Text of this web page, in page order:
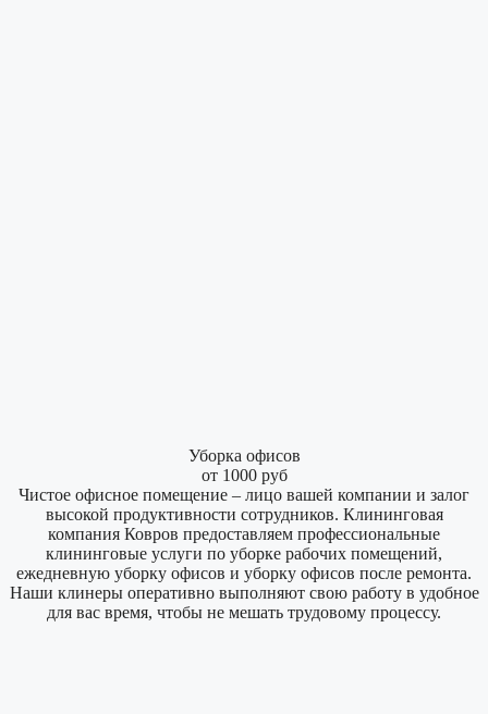
Уборка офисов
от 1000 руб
Чистое офисное помещение – лицо вашей компании и залог
высокой продуктивности сотрудников. Клининговая
компания Ковров предоставляем профессиональные
клининговые услуги по уборке рабочих помещений,
ежедневную уборку офисов и уборку офисов после ремонта.
Наши клинеры оперативно выполняют свою работу в удобное
для вас время, чтобы не мешать трудовому процессу.